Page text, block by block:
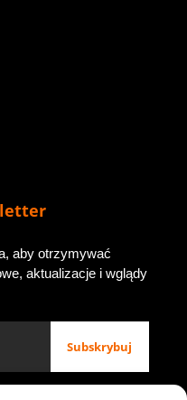
aby otrzymywać
aktualizacje i wglądy
Subskrybuj